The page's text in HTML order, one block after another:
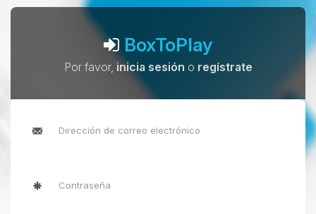
BoxToPlay
Por favor, inicia sesión o regístrate